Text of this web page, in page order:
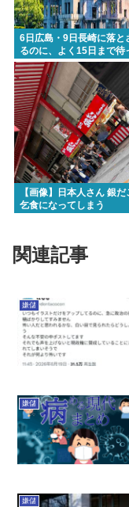
6日広島・9日長崎に落と
るのに、よく15日まで待
な
【画像】日本人さん 銀
乞食になってしまう
関連記事
嫌儲
嫌儲
嫌儲